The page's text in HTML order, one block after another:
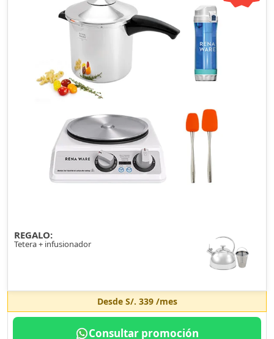
REGALO:
Tetera + infusionador
Desde S/. 339/mes
Consultar promoción